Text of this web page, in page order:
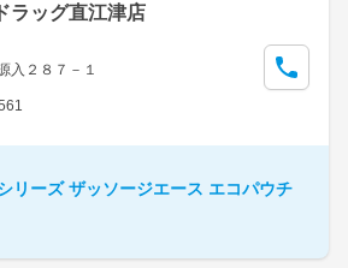
ラッグ直江津店
入２８７－１
リーズ ザッソージエース エコパウチ